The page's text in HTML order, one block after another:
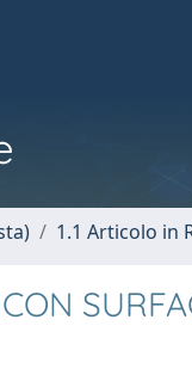
1.1 Articolo in